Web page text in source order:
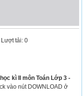
| Lượt tải: 0
kì II môn Toán Lớp 3 -
vào nút DOWNLOAD ở